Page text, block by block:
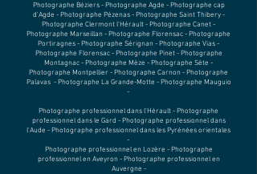
Photographe Béziers - Photographe Agde - Photographe cap
d'Agde - Photographe Pézenas - Photographe Saint Thibery -
Photographe Clermont l'Hérault - Photographe Canet -
Photographe Marseillan - Photographe Florensac - Photographe
Portiragnes - Photographe Sérignan - Photographe Vias -
Photographe Florensac - Photographe Pinet - Photographe
Montagnac - Photographe Mèze - Photographe Sète -
Photographe Montpellier - Photographe Carnon - Photographe
Palavas - Photographe La Grande-Motte - Photographe Mauguio
-
Photographe professionnel dans l'Hérault - Photographe
professionnel dans le Gard - Photographe professionnel dans
l'Aude - Photographe professionnel dans les Pyrénées orientales
-
Photographe professionnel en Lozère - Photographe
professionnel en Aveyron - Photographe professionnel en
Auvergne -